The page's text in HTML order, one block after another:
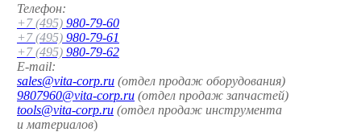
Телефон:
+7 (495) 980-79-60
+7 (495) 980-79-61
+7 (495) 980-79-62
E-mail:
sales@vita-corp.ru (отдел продаж оборудования)
9807960@vita-corp.ru (отдел продаж запчастей)
tools@vita-corp.ru (отдел продаж инструмента
и материалов)